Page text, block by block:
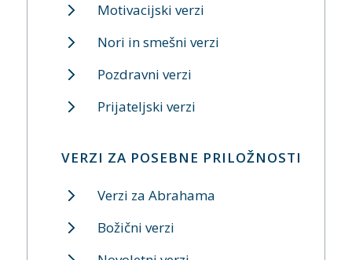
Motivacijski verzi
Nori in smešni verzi
Pozdravni verzi
Prijateljski verzi
VERZI ZA POSEBNE PRILOŽNOSTI
Verzi za Abrahama
Božični verzi